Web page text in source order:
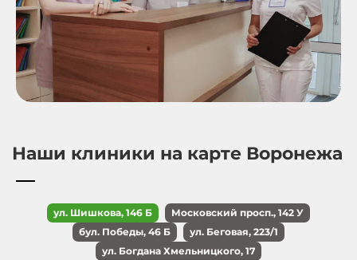
Наши клиники на карте Воронежа
ул. Шишкова, 146 Б
Московский просп., 142 У
бул. Победы, 46 Б
ул. Беговая, 223/1
ул. Богдана Хмельницкого, 17